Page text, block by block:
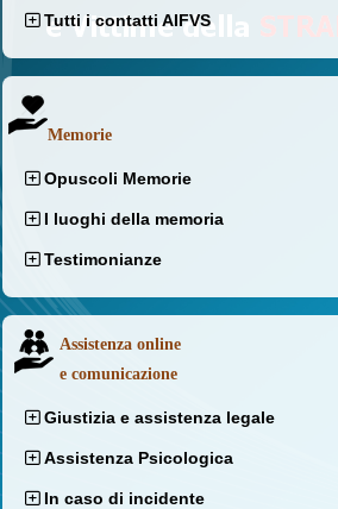
Tutti i contatti AIFVS
Memorie
Opuscoli Memorie
I luoghi della memoria
Testimonianze
Assistenza online
e comunicazione
Giustizia e assistenza legale
Assistenza Psicologica
In caso di incidente